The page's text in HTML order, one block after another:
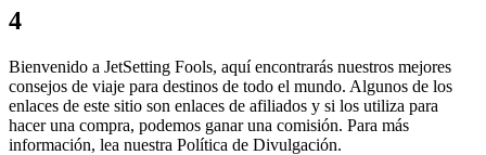
4
Bienvenido a JetSetting Fools, aquí encontrarás nuestros mejores
consejos de viaje para destinos de todo el mundo. Algunos de los
enlaces de este sitio son enlaces de afiliados y si los utiliza para
hacer una compra, podemos ganar una comisión. Para más
información, lea nuestra Política de Divulgación.